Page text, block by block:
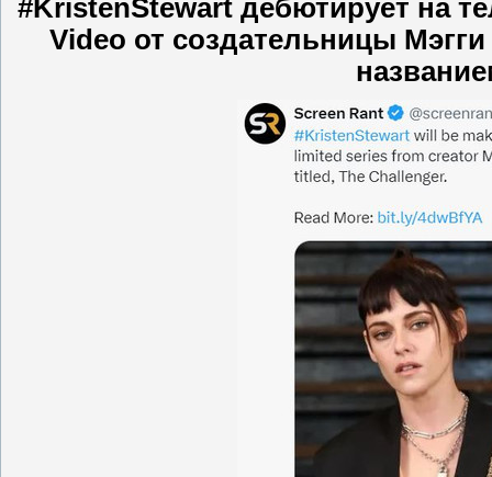
#KristenStewart дебютирует на
Video от создательницы